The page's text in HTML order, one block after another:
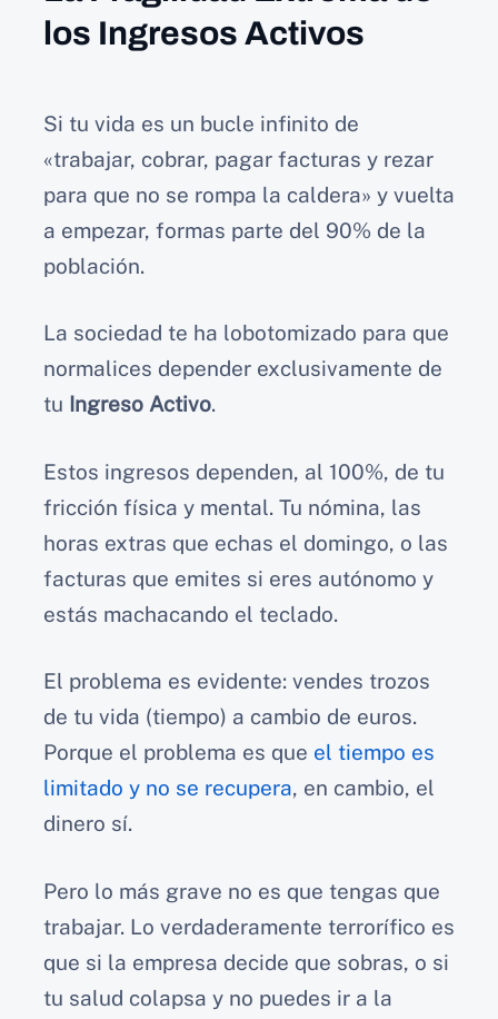
los Ingresos Activos
Si tu vida es un bucle infinito de
«trabajar, cobrar, pagar facturas y rezar
para que no se rompa la caldera» y vuelta
a empezar, formas parte del 90% de la
población.
La sociedad te ha lobotomizado para que
normalices depender exclusivamente de
tu Ingreso Activo.
Estos ingresos dependen, al 100%, de tu
fricción física y mental. Tu nómina, las
horas extras que echas el domingo, o las
facturas que emites si eres autónomo y
estás machacando el teclado.
El problema es evidente: vendes trozos
de tu vida (tiempo) a cambio de euros.
Porque el problema es que el tiempo es
limitado y no se recupera, en cambio, el
dinero sí.
Pero lo más grave no es que tengas que
trabajar. Lo verdaderamente terrorífico es
que si la empresa decide que sobras, o si
tu salud colapsa y no puedes ir a la